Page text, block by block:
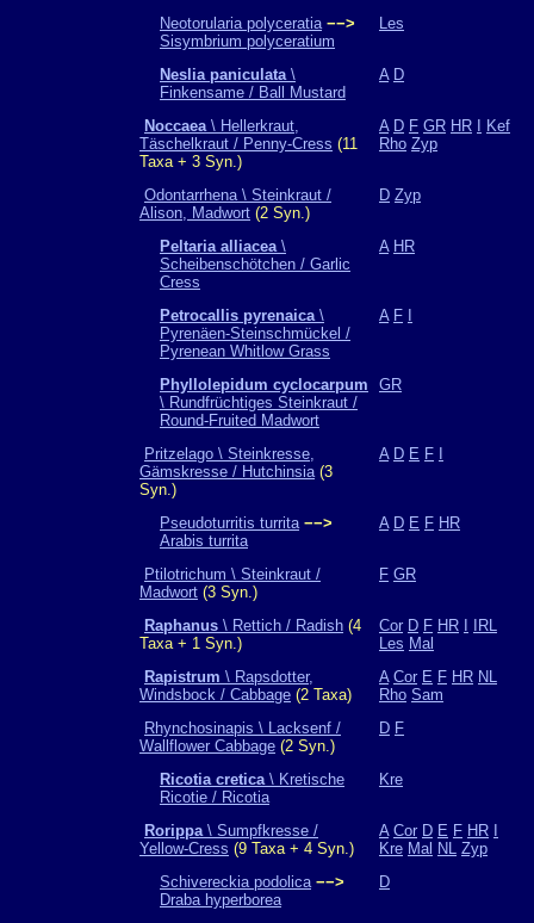
Neotorularia polyceratia −−>
Sisymbrium polyceratium
Les
Neslia paniculata\
Finkensame / Ball Mustard
A D
Noccaea\ Hellerkraut,
Täschelkraut / Penny-Cress (11
Taxa + 3 Syn.)
A D F GR HR
Kef
Rho Zyp
Odontarrhena \ Steinkraut /
Alison, Madwort (2 Syn.)
D Zyp
Peltaria alliacea\
Scheibenschötchen / Garlic
Cress
A HR
Petrocallis pyrenaica\
Pyrenäen-Steinschmückel /
Pyrenean Whitlow Grass
A F
Phyllolepidum cyclocarpum
\ Rundfrüchtiges Steinkraut /
Round-Fruited Madwort
GR
Pritzelago \ Steinkresse,
Gämskresse / Hutchinsia(3
Syn.)
A D E F
Pseudoturritis turrita −−>
Arabis turrita
A D E F HR
Ptilotrichum \ Steinkraut /
Madwort (3 Syn.)
F GR
Raphanus \ Rettich / Radish (4
Taxa + 1 Syn.)
Cor D F HR
IRL
Les Mal
Rapistrum \ Rapsdotter,
Windsbock / Cabbage (2 Taxa)
A Cor E F HR NL
Rho Sam
Rhynchosinapis \ Lacksenf /
Wallflower Cabbage (2 Syn.)
D F
Ricotia cretica\ Kretische
Ricotie / Ricotia
Kre
Rorippa\ Sumpfkresse /
Yellow-Cress (9 Taxa + 4 Syn.)
A Cor D E F HR
Kre Mal NL Zyp
Schivereckia podolica −−>
Draba hyperborea
D